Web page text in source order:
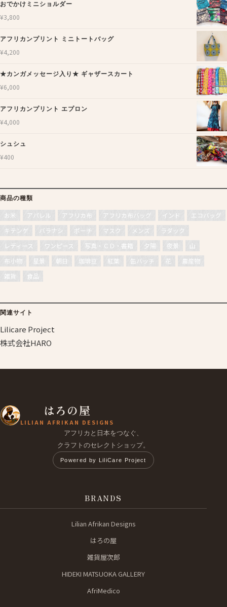
おでかけミニショルダー
¥3,800
アフリカンプリント ミニトートバッグ
¥4,200
★カンガメッセージ入り★ ギャザースカート
¥6,000
アフリカンプリント エプロン
¥4,000
シュシュ
¥400
商品の種類
お米 アパレル アフリカ布 アフリカ布バッグ インド
エコバッグ
キテンゲ
バラナシ ポーチ マスク メンズ
ラダック
レディース
ワンピース 写真・ＣＤ・書籍 夕陽 夜景
山
布小物
星景 朝日 珈琲豆 紅葉 缶バッチ 花
農産物
雑貨
食品
関連サイト
Lilicare Project
株式会社HARO
はろの屋
LILIAN AFRIKAN DESIGNS
アフリカと日本をつなぐ、
クラフトのセレクトショップ。
Powered by LiliCare Project
BRANDS
Lilian Afrikan Designs
はろの屋
雑貨屋次郎
HIDEKI MATSUOKA GALLERY
AfriMedico